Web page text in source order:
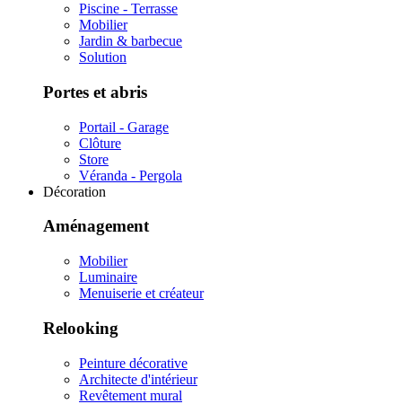
Piscine - Terrasse
Mobilier
Jardin & barbecue
Solution
Portes et abris
Portail - Garage
Clôture
Store
Véranda - Pergola
Décoration
Aménagement
Mobilier
Luminaire
Menuiserie et créateur
Relooking
Peinture décorative
Architecte d'intérieur
Revêtement mural